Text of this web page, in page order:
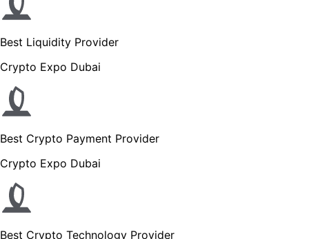
Best Liquidity Provider
Crypto Expo Dubai
Best Crypto Payment Provider
Crypto Expo Dubai
Best Crypto Technology Provider